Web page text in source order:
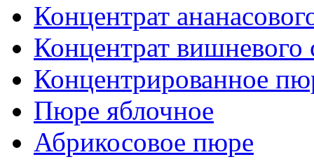
Концентрат
Концентрат вишневого
Концентрированное
Пюре яблочное
Абрикосовое пюре